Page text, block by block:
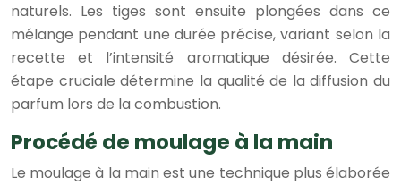
naturels. Les tiges sont ensuite plongées dans ce
mélange pendant une durée précise, variant selon la
recette et l’intensité aromatique désirée. Cette
étape cruciale détermine la qualité de la diffusion du
parfum lors de la combustion.
Procédé de moulage à la main
Le moulage à la main est une technique plus élaborée